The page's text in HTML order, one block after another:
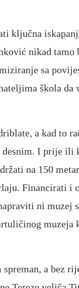
ključna
nikad
sa
škola da
a kad to
I prije ili
na 150
Financirati i
ni muzej
muzeja
a bez